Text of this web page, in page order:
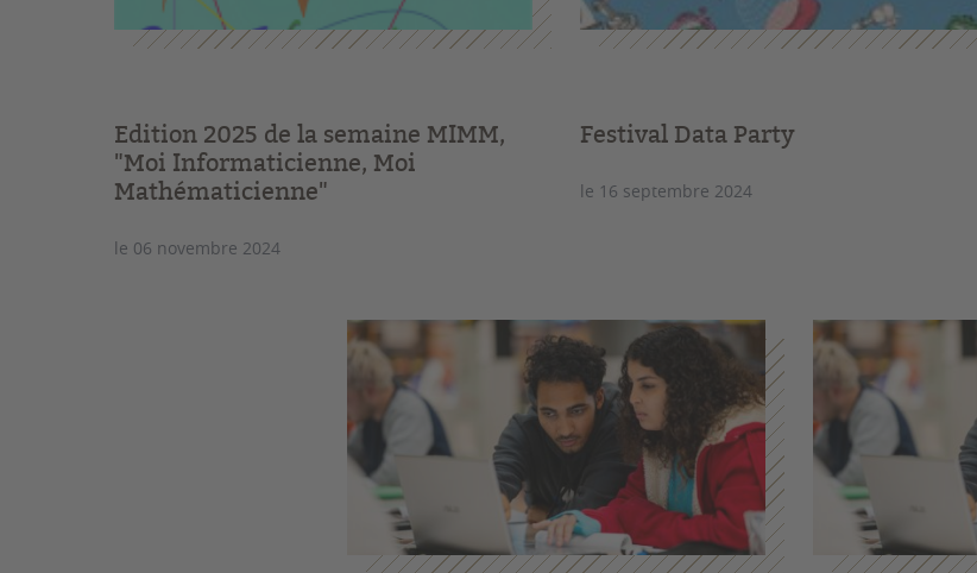
Edition 2025 de la semaine MIMM,
"Moi Informaticienne, Moi
Mathématicienne"
le 06 novembre 2024
Festival Data Party
le 16 septembre 2024